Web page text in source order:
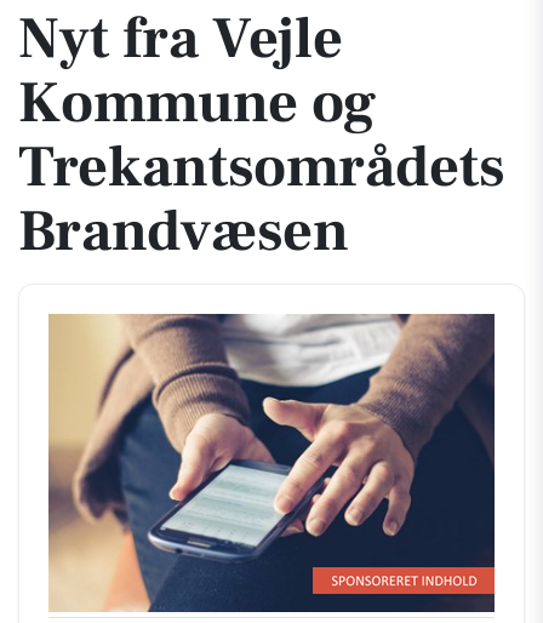
Nyt fra Vejle
Kommune og
Trekantsområdets
Brandvæsen